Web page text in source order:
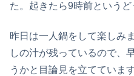
た。起きたら9時前というど
昨日は一人鍋をして楽しみ
しの汁が残っているので、
うかと目論見を立てていま